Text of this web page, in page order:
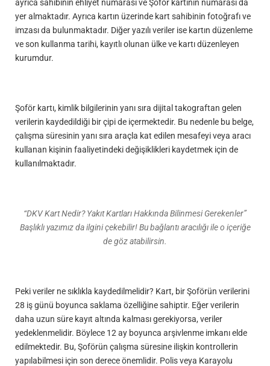
ayrıca sahibinin ehliyet numarası ve Şoför kartının numarası da
yer almaktadır. Ayrıca kartın üzerinde kart sahibinin fotoğrafı ve
imzası da bulunmaktadır. Diğer yazılı veriler ise kartın düzenleme
ve son kullanma tarihi, kayıtlı olunan ülke ve kartı düzenleyen
kurumdur.
Şoför kartı, kimlik bilgilerinin yanı sıra dijital takograftan gelen
verilerin kaydedildiği bir çipi de içermektedir. Bu nedenle bu belge,
çalışma süresinin yanı sıra araçla kat edilen mesafeyi veya aracı
kullanan kişinin faaliyetindeki değişiklikleri kaydetmek için de
kullanılmaktadır.
“DKV Kart Nedir? Yakıt Kartları Hakkında Bilinmesi Gerekenler”
Başlıklı yazımız da ilgini çekebilir! Bu bağlantı aracılığı ile o içeriğe
de göz atabilirsin.
Peki veriler ne sıklıkla kaydedilmelidir? Kart, bir Şoförün verilerini
28 iş günü boyunca saklama özelliğine sahiptir. Eğer verilerin
daha uzun süre kayıt altında kalması gerekiyorsa, veriler
yedeklenmelidir. Böylece 12 ay boyunca arşivlenme imkanı elde
edilmektedir. Bu, Şoförün çalışma süresine ilişkin kontrollerin
yapılabilmesi için son derece önemlidir. Polis veya Karayolu